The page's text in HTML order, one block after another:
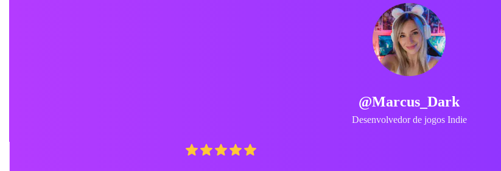
@SpookySarah
Criador do TikTok